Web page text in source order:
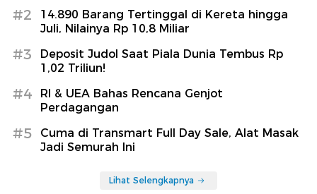
#2
14.890 Barang Tertinggal di Kereta hingga
Juli, Nilainya Rp 10,8 Miliar
#3
Deposit Judol Saat Piala Dunia Tembus Rp
1,02 Triliun!
#4
RI & UEA Bahas Rencana Genjot
Perdagangan
#5
Cuma di Transmart Full Day Sale, Alat Masak
Jadi Semurah Ini
Lihat Selengkapnya